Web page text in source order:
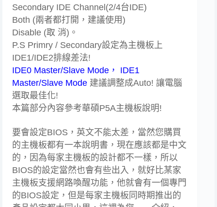
Secondary IDE Channel(2/4台IDE)
Both (兩者都打開，建議使用)
Disable (取 消)。
P.S Primry / Secondary設定為主機板上
IDE1/IDE2排線差法!
IDE0 Master/Slave Mode， IDE1
Master/Slave Mode 建議調整成Auto! 讓電腦
選取最佳化!
本篇部分內容參考華碩P5A主機板說明!
要會設定BIOS，英文不能太差，當然您購買
的主機板都有一本說明書，現在應該都是中文
的，因為每家主機板的設計都不一樣，所以
BIOS的設定當然也會有些出入，就好比某家
主機板支援網路喚醒功能，他就會有一個專門
的BIOS設定，但是每家主機板同時期推出的